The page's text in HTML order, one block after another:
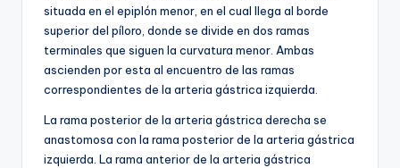
situada en el epiplón menor, en el cual llega al borde
superior del píloro, donde se divide en dos ramas
terminales que siguen la curvatura menor. Ambas
ascienden por esta al encuentro de las ramas
correspondientes de la arteria gástrica izquierda.
La rama posterior de la arteria gástrica derecha se
anastomosa con la rama posterior de la arteria gástrica
izquierda. La rama anterior de la arteria gástrica